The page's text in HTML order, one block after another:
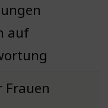
auf
Frauen